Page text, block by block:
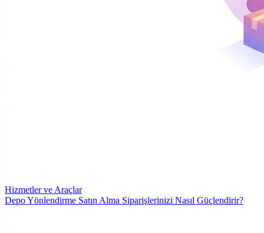
Hizmetler ve Araçlar
Depo Yönlendirme Satın Alma Siparişlerinizi Nasıl Güçlendirir?